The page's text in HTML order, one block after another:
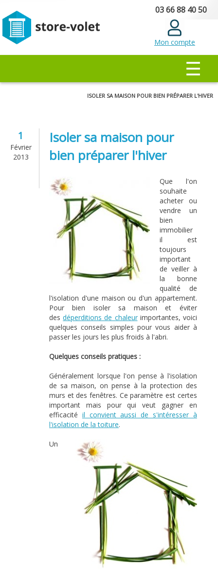
principal
03 66 88 40 50
Mon compte
☰
Vous êtes ici
ISOLER SA MAISON POUR BIEN PRÉPARER L'HIVER
1
Février
2013
Isoler sa maison pour
bien préparer l'hiver
Que l'on
souhaite
acheter ou
vendre un
bien
immobilier
il est
toujours
important
de veiller à
la bonne
qualité de
l'isolation d'une maison ou d'un appartement.
Pour bien isoler sa maison et éviter
desdéperditions de chaleurimportantes, voici
quelques conseils simples pour vous aider à
passer les jours les plus froids à l'abri.
Quelques conseils pratiques :
Généralement lorsque l'on pense à l'isolation
de sa maison, on pense à la protection des
murs et des fenêtres. Ce paramètre est certes
important mais pour qui veut gagner en
efficacité il convient aussi de s'intéresser à
l'isolation de la toiture.
Un